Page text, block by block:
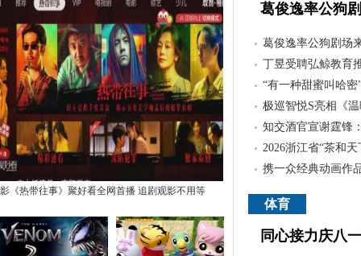
影《热带往事》聚好看全网首播 追剧观影不用等
葛俊逸率公狗
葛俊逸率公狗剧场
丁昱受聘弘鲸教育
“有一种甜蜜叫哈
极巡智悦S亮相《
知交酒官宣谢霆锋
2026浙江省“茶和
携一众经典动画作
体育
同心接力庆八